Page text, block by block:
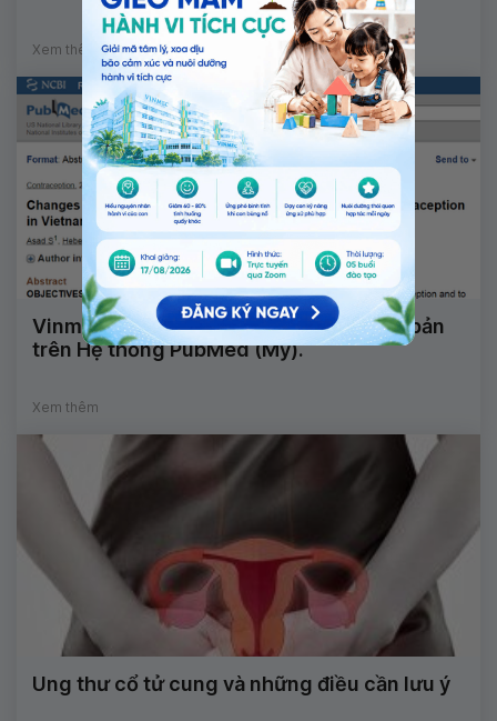
Xem thêm
Vinmec đã có 53 bài báo khoa học xuất bản
trên Hệ thống PubMed (Mỹ).
Xem thêm
Ung thư cổ tử cung và những điều cần lưu ý